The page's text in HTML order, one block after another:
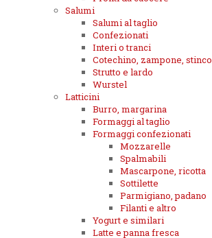
Salumi
Salumi al taglio
Confezionati
Interi o tranci
Cotechino, zampone, stinco
Strutto e lardo
Wurstel
Latticini
Burro, margarina
Formaggi al taglio
Formaggi confezionati
Mozzarelle
Spalmabili
Mascarpone, ricotta
Sottilette
Parmigiano, padano
Filanti e altro
Yogurt e similari
Latte e panna fresca